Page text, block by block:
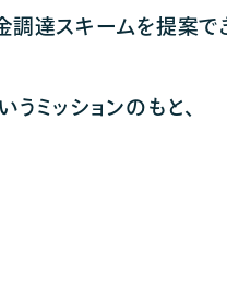
達スキームを提案で
ミッションのもと、